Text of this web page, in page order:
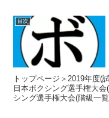
目次
トップページ＞2019年度
日本ボクシング選手権大
シング選手権大会(階級一